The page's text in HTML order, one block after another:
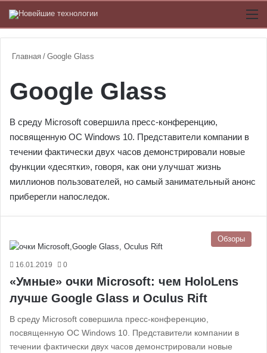
Главная / Google Glass
Google Glass
В среду Microsoft совершила пресс-конференцию,
посвященную ОС Windows 10. Представители компании в
течении фактически двух часов демонстрировали новые
функции «десятки», говоря, как они улучшат жизнь
миллионов пользователей, но самый занимательный анонс
приберегли напоследок.
Обзоры
16.01.2019 0
«Умные» очки Microsoft: чем HoloLens
лучше Google Glass и Oculus Rift
В среду Microsoft совершила пресс-конференцию,
посвященную ОС Windows 10. Представители компании в
течении фактически двух часов демонстрировали новые